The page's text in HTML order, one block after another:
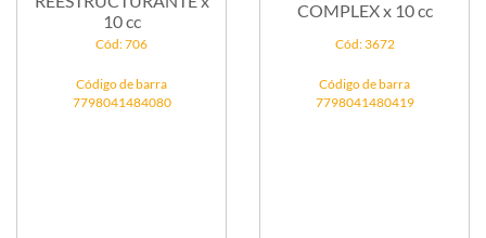
10 cc
Cód: 706
Código de barra
7798041484080
COMPLEX x 10 cc
Cód: 3672
Código de barra
7798041480419